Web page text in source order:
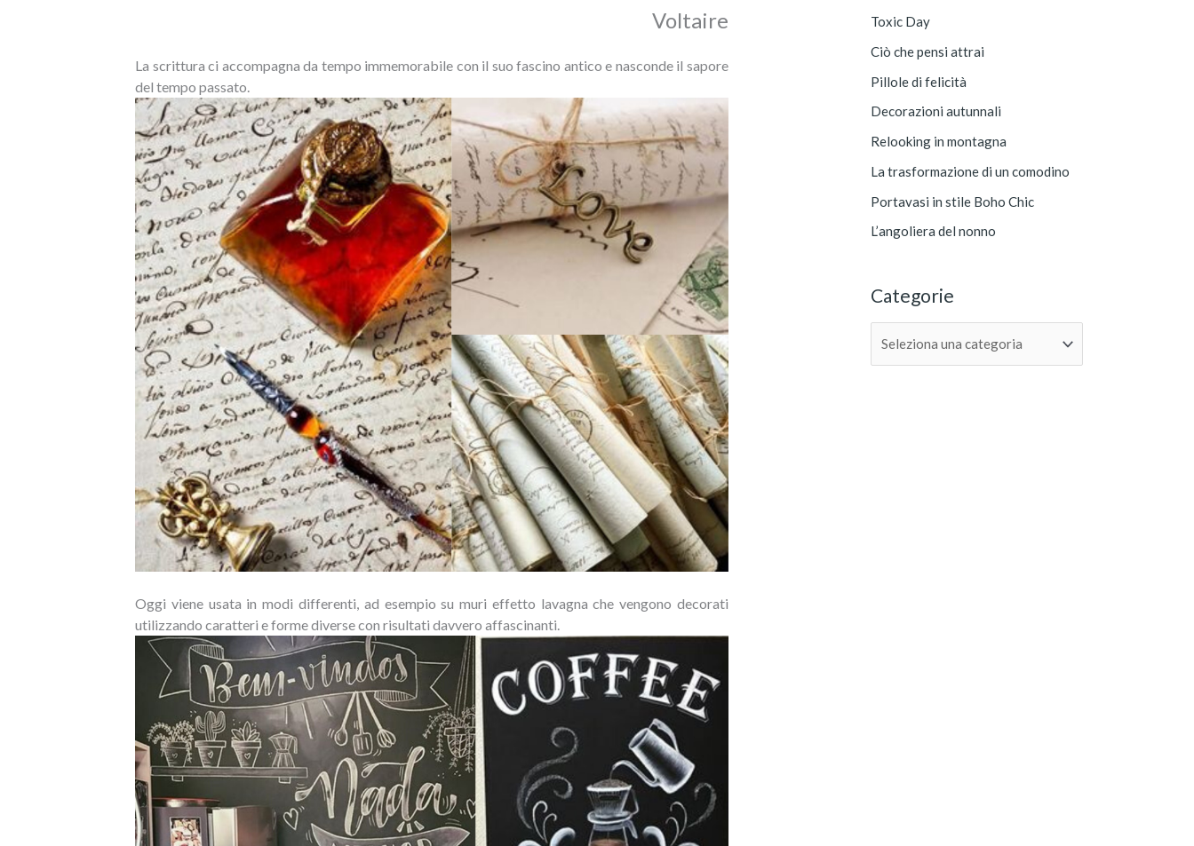
Voltaire
La scrittura ci accompagna da tempo immemorabile con il suo fascino antico e nasconde il sapore
del tempo passato.
Oggi viene usata in modi differenti, ad esempio su muri effetto lavagna che vengono decorati
utilizzando caratteri e forme diverse con risultati davvero affascinanti.
a
:
Toxic Day
Ciò che pensi attrai
Pillole di felicità
Decorazioni autunnali
Relooking in montagna
La trasformazione di un comodino
Portavasi in stile Boho Chic
L’angoliera del nonno
Categorie
o
r
e